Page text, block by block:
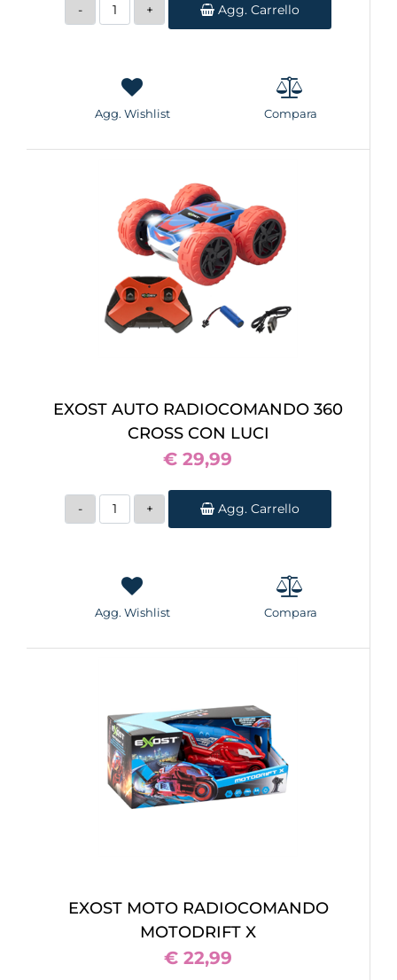
Agg. Carrello
Agg. Wishlist Compara
EXOST AUTO RADIOCOMANDO 360
CROSS CON LUCI
€ 29,99
Quantità
Agg. Carrello
Agg. Wishlist Compara
EXOST MOTO RADIOCOMANDO
MOTODRIFT X
€ 22,99